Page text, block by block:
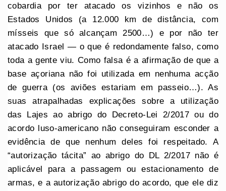
cobardia por ter atacado os vizinhos e não os
Estados Unidos (a 12.000 km de distância, com
mísseis que só alcançam 2500…) e por não ter
atacado Israel — o que é redondamente falso, como
toda a gente viu. Como falsa é a afirmação de que a
base açoriana não foi utilizada em nenhuma acção
de guerra (os aviões estariam em passeio…). As
suas atrapalhadas explicações sobre a utilização
das Lajes ao abrigo do Decreto-Lei 2/2017 ou do
acordo luso-americano não conseguiram esconder a
evidência de que nenhum deles foi respeitado. A
“autorização tácita” ao abrigo do DL 2/2017 não é
aplicável para a passagem ou estacionamento de
armas, e a autorização abrigo do acordo, que ele diz